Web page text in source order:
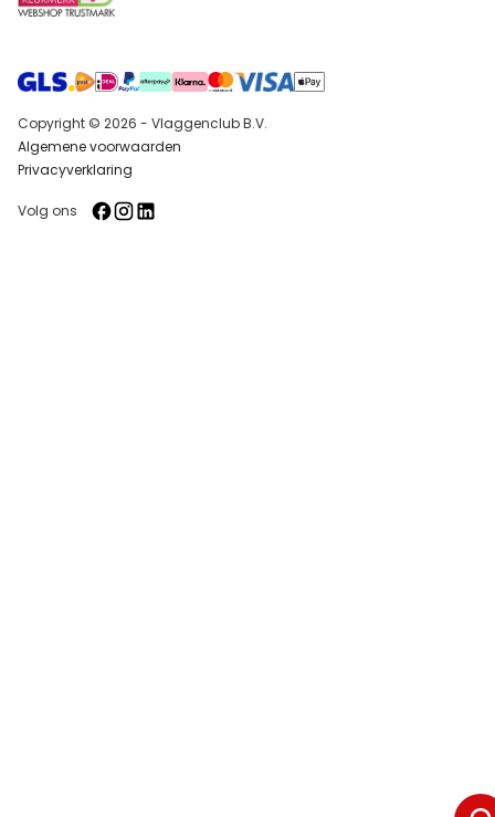
Copyright © 2026 - Vlaggenclub B.V.
Algemene voorwaarden
Privacyverklaring
Volg ons